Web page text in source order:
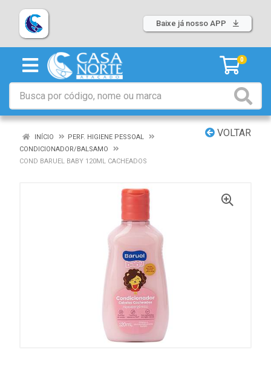
Baixe já nosso APP
0
VOLTAR
INÍCIO
PERF. HIGIENE PESSOAL
CONDICIONADOR/BALSAMO
COND BARUEL BABY 120ML CACHEADOS